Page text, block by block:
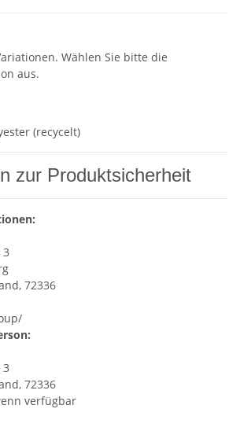
Wählen Sie bitte die
aus.
(recycelt)
zur Produktsicherheit
72336
72336
verfügbar